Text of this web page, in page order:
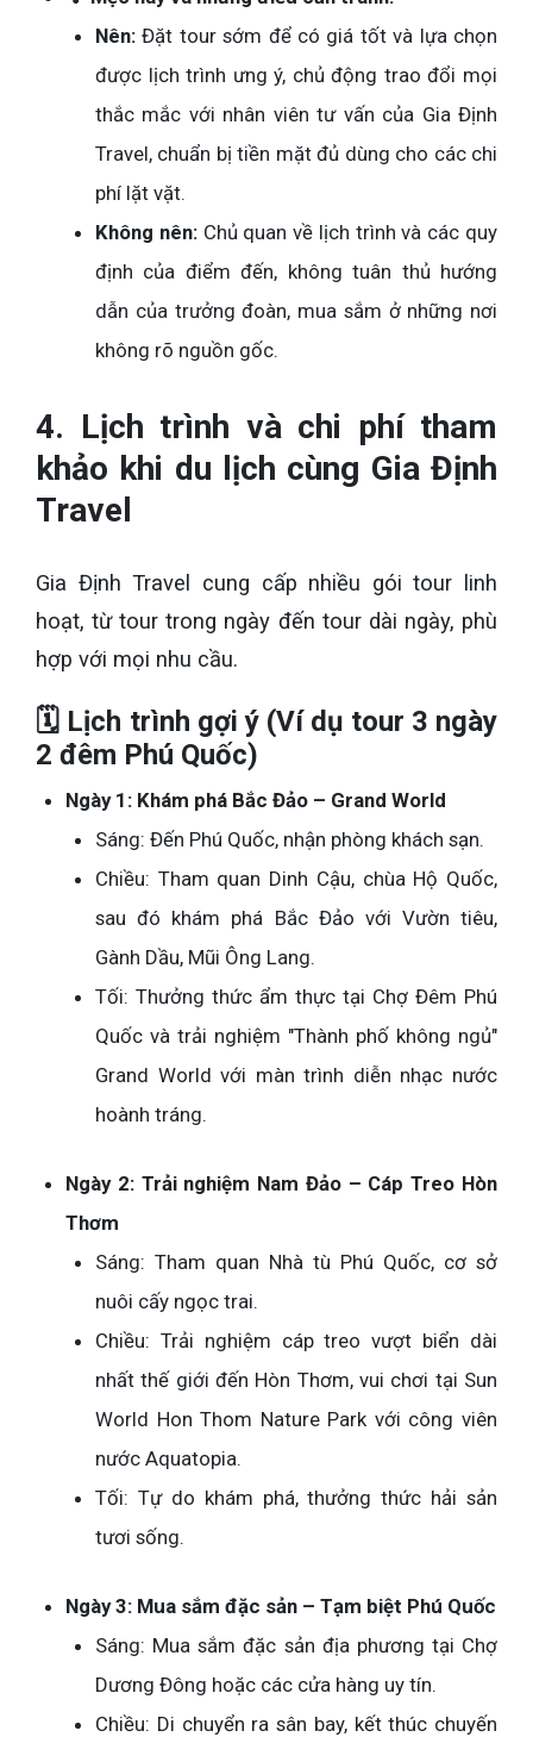
Nên: Đặt tour sớm để có giá tốt và lựa chọn
được lịch trình ưng ý, chủ động trao đổi mọi
thắc mắc với nhân viên tư vấn của Gia Định
Travel, chuẩn bị tiền mặt đủ dùng cho các chi
phí lặt vặt.
Không nên:Chủ quan về lịch trình và các quy
định của điểm đến, không tuân thủ hướng
dẫn của trưởng đoàn, mua sắm ở những nơi
không rõ nguồn gốc.
4. Lịch trình và chi phí tham
khảo khi du lịch cùng Gia Định
Travel
Gia Định Travel cung cấp nhiều gói tour linh
hoạt, từ tour trong ngày đến tour dài ngày, phù
hợp với mọi nhu cầu.
🗓️ Lịch trình gợi ý (Ví dụ tour 3 ngày
2 đêm Phú Quốc)
Ngày 1: Khám phá Bắc Đảo – Grand World
Sáng: Đến Phú Quốc, nhận phòng khách sạn.
Chiều: Tham quan Dinh Cậu, chùa Hộ Quốc,
sau đó khám phá Bắc Đảo với Vườn tiêu,
Gành Dầu, Mũi Ông Lang.
Tối: Thưởng thức ẩm thực tại Chợ Đêm Phú
Quốc và trải nghiệm "Thành phố không ngủ"
Grand World với màn trình diễn nhạc nước
hoành tráng.
Ngày 2: Trải nghiệm Nam Đảo – Cáp Treo Hòn
Thơm
Sáng: Tham quan Nhà tù Phú Quốc, cơ sở
nuôi cấy ngọc trai.
Chiều: Trải nghiệm cáp treo vượt biển dài
nhất thế giới đến Hòn Thơm, vui chơi tại Sun
World Hon Thom Nature Park với công viên
nước Aquatopia.
Tối: Tự do khám phá, thưởng thức hải sản
tươi sống.
Ngày 3: Mua sắm đặc sản – Tạm biệt Phú Quốc
Sáng: Mua sắm đặc sản địa phương tại Chợ
Dương Đông hoặc các cửa hàng uy tín.
Chiều: Di chuyển ra sân bay, kết thúc chuyến